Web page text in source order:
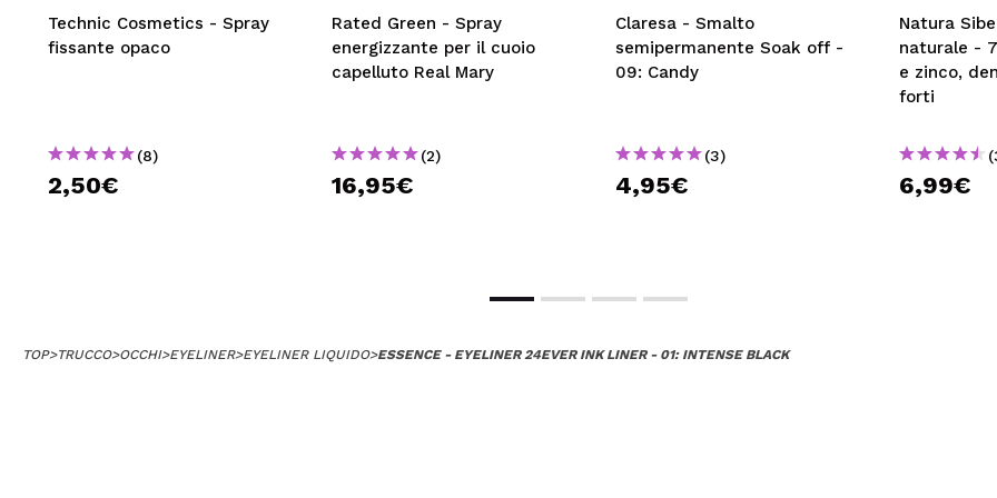
Technic Cosmetics - Spray
fissante opaco
(8)
2,50€
Rated Green - Spray
energizzante per il cuoio
capelluto Real Mary
(2)
16,95€
Claresa - Smalto
semipermanente Soak off -
09: Candy
(3)
4,95€
Natura
naturale -
e zinco,
forti
6,99€
TOP>TRUCCO>OCCHI>EYELINER>EYELINER LIQUIDO>ESSENCE - EYELINER 24EVER INK LINER - 01: INTENSE BLACK